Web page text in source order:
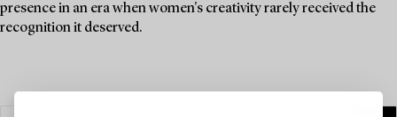
presence in an era when women's creativity rarely received the
recognition it deserved.